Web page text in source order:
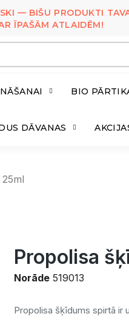
— BIŠU PRODUKTI
ĪPAŠĀM ATLAIDĒM!
BIO
DĀVANAS
Propolisa
Norāde 519013
Propolisa šķīdums spirtā ir